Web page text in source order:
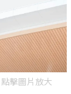
點擊圖片放大